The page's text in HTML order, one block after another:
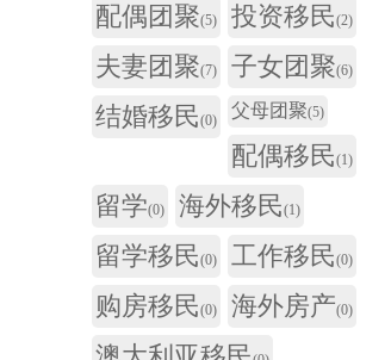
配偶团聚(5) 投资移民(2)
夫妻团聚(7) 子女团聚(6)
结婚移民(0) 父母团聚(5)
配偶移民(1)
留学(0) 海外移民(1)
留学移民(0) 工作移民(0)
购房移民(0) 海外房产(0)